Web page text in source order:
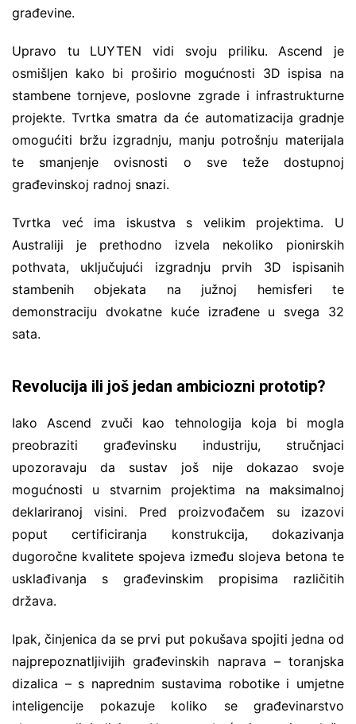
građevine.
Upravo tu LUYTEN vidi svoju priliku. Ascend je
osmišljen kako bi proširio mogućnosti 3D ispisa na
stambene tornjeve, poslovne zgrade i infrastrukturne
projekte. Tvrtka smatra da će automatizacija gradnje
omogućiti bržu izgradnju, manju potrošnju materijala
te smanjenje ovisnosti o sve teže dostupnoj
građevinskoj radnoj snazi.
Tvrtka već ima iskustva s velikim projektima. U
Australiji je prethodno izvela nekoliko pionirskih
pothvata, uključujući izgradnju prvih 3D ispisanih
stambenih objekata na južnoj hemisferi te
demonstraciju dvokatne kuće izrađene u svega 32
sata.
Revolucija ili još jedan ambiciozni prototip?
Iako Ascend zvuči kao tehnologija koja bi mogla
preobraziti građevinsku industriju, stručnjaci
upozoravaju da sustav još nije dokazao svoje
mogućnosti u stvarnim projektima na maksimalnoj
deklariranoj visini. Pred proizvođačem su izazovi
poput certificiranja konstrukcija, dokazivanja
dugoročne kvalitete spojeva između slojeva betona te
usklađivanja s građevinskim propisima različitih
država.
Ipak, činjenica da se prvi put pokušava spojiti jedna od
najprepoznatljivijih građevinskih naprava – toranjska
dizalica – s naprednim sustavima robotike i umjetne
inteligencije pokazuje koliko se građevinarstvo